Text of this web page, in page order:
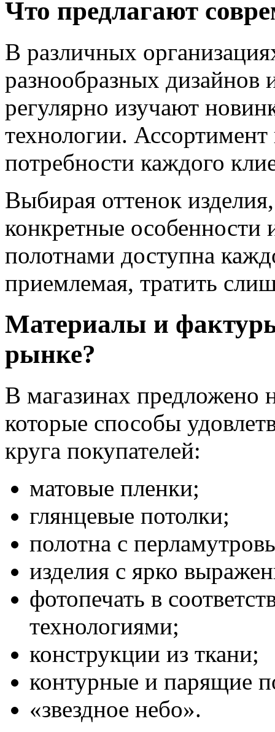
Что предлагают
В различных
разнообразных дизайнов
регулярно изучают
технологии. Ассортимент
потребности каждого
Выбирая оттенок
конкретные
полотнами доступна
приемлемая, тратить
Материалы и
рынке?
В магазинах предложено
которые способы
круга покупателей:
матовые пленки;
глянцевые потолки;
полотна с
изделия с ярко
фотопечать в
технологиями;
конструкции из ткани;
контурные и парящие
«звездное небо».